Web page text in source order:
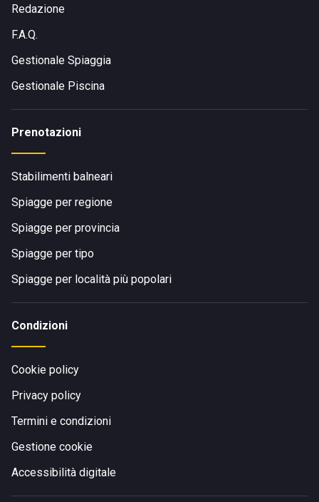
Redazione
F.A.Q.
Gestionale Spiaggia
Gestionale Piscina
Prenotazioni
Stabilimenti balneari
Spiagge per regione
Spiagge per provincia
Spiagge per tipo
Spiagge per località più popolari
Condizioni
Cookie policy
Privacy policy
Termini e condizioni
Gestione cookie
Accessibilità digitale